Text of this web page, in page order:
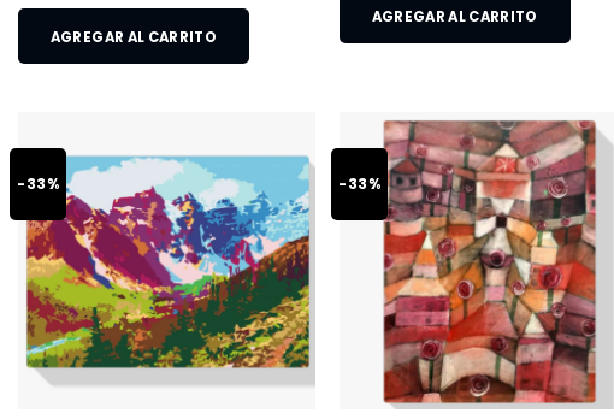
AGREGAR AL CARRITO
AGREGAR AL CARRITO
-33% -33%